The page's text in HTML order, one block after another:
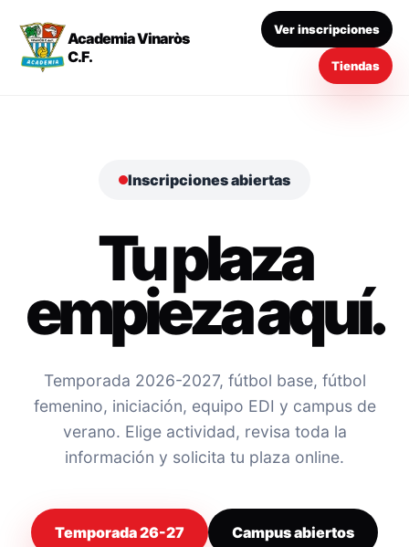
Academia Vinaròs
C.F.
Ver inscripciones
Tiendas
Inscripciones abiertas
Tu plaza
empieza aquí.
Temporada 2026-2027, fútbol base, fútbol
femenino, iniciación, equipo EDI y campus de
verano. Elige actividad, revisa toda la
información y solicita tu plaza online.
Temporada 26-27 Campus abiertos